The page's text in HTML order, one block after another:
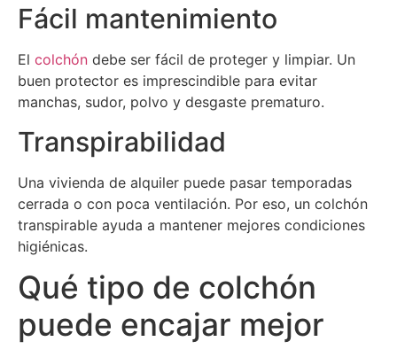
Fácil mantenimiento
El colchón debe ser fácil de proteger y limpiar. Un
buen protector es imprescindible para evitar
manchas, sudor, polvo y desgaste prematuro.
Transpirabilidad
Una vivienda de alquiler puede pasar temporadas
cerrada o con poca ventilación. Por eso, un colchón
transpirable ayuda a mantener mejores condiciones
higiénicas.
Qué tipo de colchón
puede encajar mejor